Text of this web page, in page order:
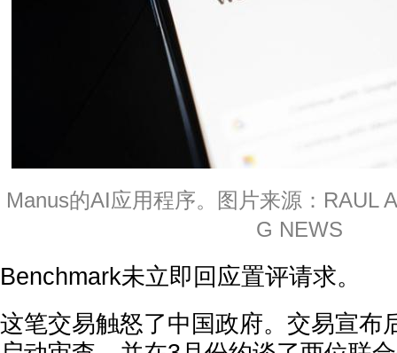
Manus的AI应用程序。图片来源：RAUL
G NEWS
Benchmark未立即回应置评请求。
这笔交易触怒了中国政府。交易宣布